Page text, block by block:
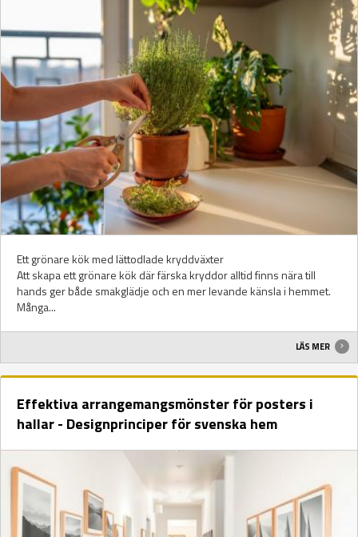
Ett grönare kök med lättodlade kryddväxter
Att skapa ett grönare kök där färska kryddor alltid finns nära till
hands ger både smakglädje och en mer levande känsla i hemmet.
Många...
LÄS MER
Effektiva arrangemangsmönster för posters i
hallar - Designprinciper för svenska hem